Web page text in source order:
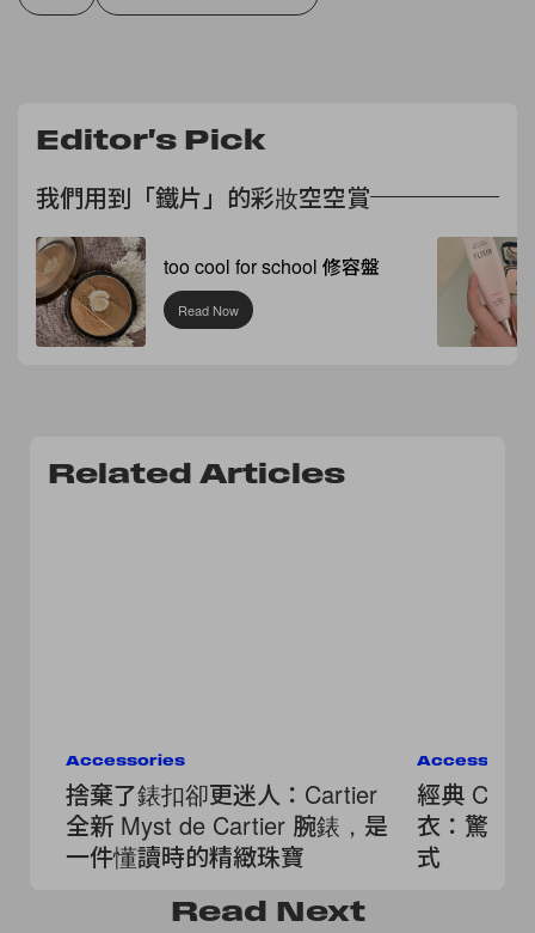
Editor's Pick
我們用到「鐵片」的彩妝空空賞
too cool for school 修容盤
Read Now
Related Articles
Accessories
捨棄了錶扣卻更迷人：Cartier
全新 Myst de Cartier 腕錶，是
一件懂讀時的精緻珠寶
經典
衣：驚喜
式
Read Next